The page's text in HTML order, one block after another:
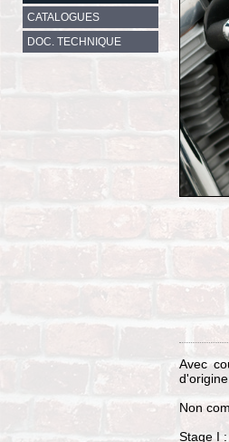
CATALOGUES
DOC. TECHNIQUE
Avec
Non
Stage I